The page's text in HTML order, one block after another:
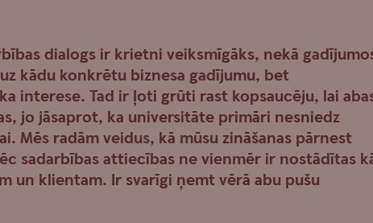
dialogs ir krietni veiksmīgāks, nekā
kādu konkrētu biznesa gadījumu, bet
interese. Tad ir ļoti grūti rast kopsaucēju, lai
jo jāsaprot, ka universitāte primāri nesniedz
Mēs radām veidus, kā mūsu zināšanas pārnest
sadarbības attiecības ne vienmēr ir nostādītas
un klientam. Ir svarīgi ņemt vērā abu pušu